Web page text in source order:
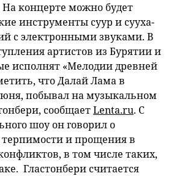
На концерте можно будет
инструменты суур и сууха-
с электронными звуками. В
артистов из Бурятии и
исполнят «Мелодии древней
что Далай Лама в
побывал на музыкальном
сообщаетLenta.ru. С
шоу он говорил о
и прощения в
в том числе таких,
Гластонбери считается